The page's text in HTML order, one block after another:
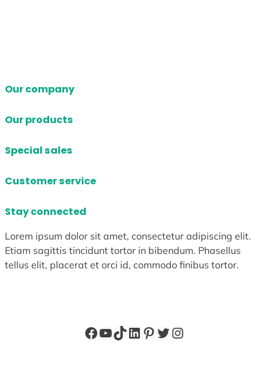
Our company
Our products
Special sales
Customer service
Stay connected
Lorem ipsum dolor sit amet, consectetur adipiscing elit.
Etiam sagittis tincidunt tortor in bibendum. Phasellus
tellus elit, placerat et orci id, commodo finibus tortor.
Facebook
YouTube
TikTok
LinkedIn
Pinterest
X Instagram